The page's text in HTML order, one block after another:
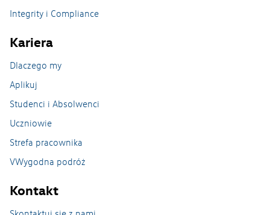
Integrity i Compliance
Kariera
Dlaczego my
Aplikuj
Studenci i Absolwenci
Uczniowie
Strefa pracownika
VWygodna podróż
Kontakt